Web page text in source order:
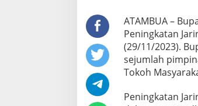
ATAMBUA –
Peningkatan
(29/11/2023).
sejumlah
Tokoh
Peningkatan